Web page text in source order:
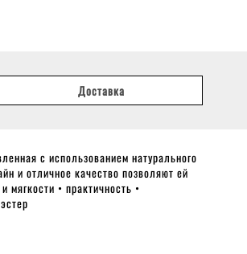
Доставка
с использованием натурального
и отличное качество позволяют ей
• практичность •